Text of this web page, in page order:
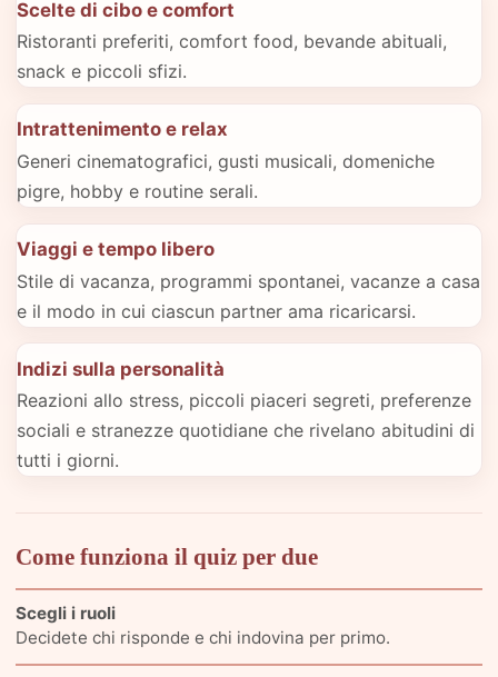
Scelte di cibo e comfort
Ristoranti preferiti, comfort food, bevande abituali,
snack e piccoli sfizi.
Intrattenimento e relax
Generi cinematografici, gusti musicali, domeniche
pigre, hobby e routine serali.
Viaggi e tempo libero
Stile di vacanza, programmi spontanei, vacanze a casa
e il modo in cui ciascun partner ama ricaricarsi.
Indizi sulla personalità
Reazioni allo stress, piccoli piaceri segreti, preferenze
sociali e stranezze quotidiane che rivelano abitudini di
tutti i giorni.
Come funziona il quiz per due
Scegli i ruoli
Decidete chi risponde e chi indovina per primo.